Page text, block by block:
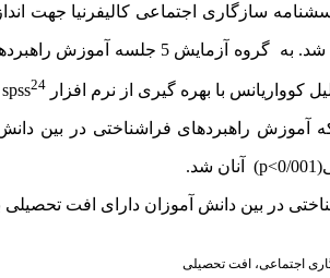
سازگاری اجتماعی کالیفرنیا جهت
نیز از معدل دانش آموزان
کوواریانس با بهره گیری از نرم افزار spss24
آموزش راهبردهای فراشناختی در بین دانش
p) آنان شد.
در بین دانش آموزان دارای افت
اجتماعی، افت تحصیلی